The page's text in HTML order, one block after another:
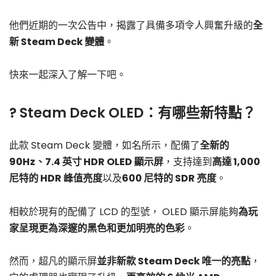
他們近期的一次公告中，揭露了具備多項令人興奮升級的全
新 Steam Deck 變體 。
快來一起深入了解一下吧。
? Steam Deck OLED：有哪些新特點？
此款 Steam Deck 變體，如名所示，配備了全新的
90Hz、7.4 英寸 HDR OLED 顯示屏 ，支持達到高達 1,000
尼特的 HDR 峰值亮度以及600 尼特的 SDR 亮度。
相較於現有的配備了 LCD 的型號， OLED 顯示屏能夠為玩
家呈現更為深邃的黑色和更加明亮的色彩 。
然而，超凡的顯示屏並非新款 Steam Deck 唯一的亮點 ，